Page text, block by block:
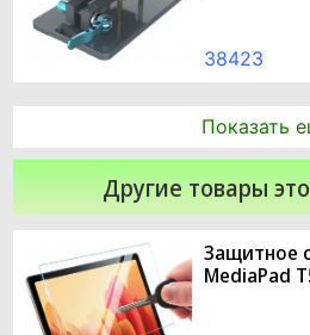
38423
Показать
Другие товары
Защитное
MediaPad